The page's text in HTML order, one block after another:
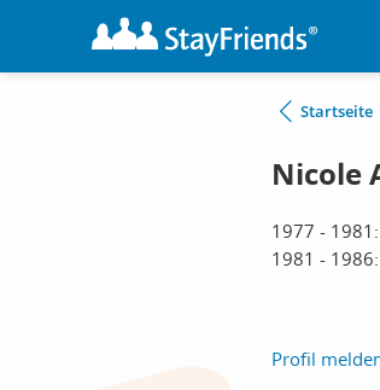
Startseite
Nicole
1977 - 1981:
1981 - 1986:
Profil